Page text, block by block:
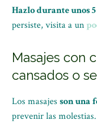
Hazlo durante unos
persiste, visita a un
Masajes con
cansados o
Los masajes son una
prevenir las molestias.